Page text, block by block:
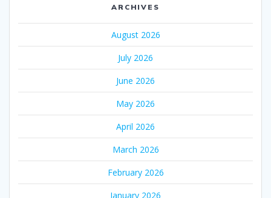
ARCHIVES
August 2026
July 2026
June 2026
May 2026
April 2026
March 2026
February 2026
January 2026